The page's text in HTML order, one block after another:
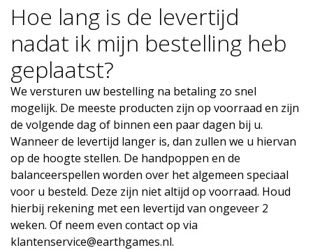
Hoe lang is de levertijd
nadat ik mijn bestelling heb
geplaatst?
We versturen uw bestelling na betaling zo snel
mogelijk. De meeste producten zijn op voorraad en zijn
de volgende dag of binnen een paar dagen bij u.
Wanneer de levertijd langer is, dan zullen we u hiervan
op de hoogte stellen. De handpoppen en de
balanceerspellen worden over het algemeen speciaal
voor u besteld. Deze zijn niet altijd op voorraad. Houd
hierbij rekening met een levertijd van ongeveer 2
weken. Of neem even contact op via
klantenservice@earthgames.nl.